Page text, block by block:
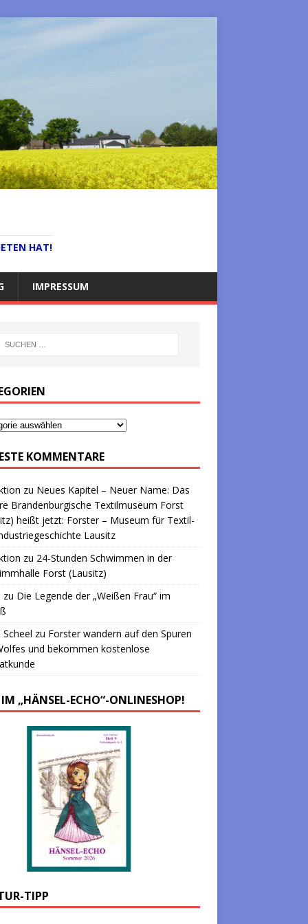
HAT!
IMPRESSUM
KOMMENTARE
zu Neues Kapitel – Neuer Name: Das
Brandenburgische Textilmuseum Forst
heißt jetzt: Forster – Museum für Textil-
Lausitz
zu 24-Stunden Schwimmen in der
Forst (Lausitz)
zu Die Legende der „Weißen Frau“ im
Scheel zu Forster wandern auf den Spuren
und bekommen kostenlose
„HÄNSEL-ECHO“-ONLINESHOP!
TIPP